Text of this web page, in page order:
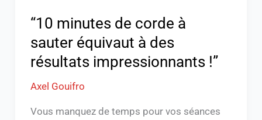
“10 minutes de corde à
sauter équivaut à des
résultats impressionnants !”
Axel Gouifro
Vous manquez de temps pour vos séances